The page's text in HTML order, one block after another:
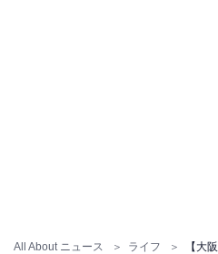
All About ニュース ライフ
（普通車50台・大型バス4台）